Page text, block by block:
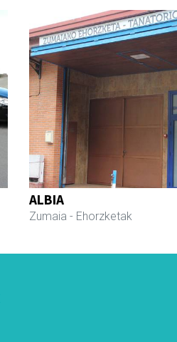
ALBIA
Zumaia - Ehorzketak